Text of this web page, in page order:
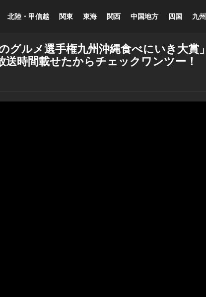
北陸・甲信越 関東 東海 関西 中国地方 四国 九
グルメ選手権九州沖縄食べにいき大賞」
送時間載せたからチェックワンツー！